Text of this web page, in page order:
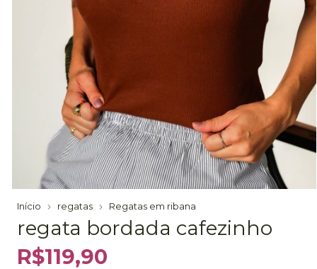
Início regatas Regatas em ribana
regata bordada cafezinho
R$119,90